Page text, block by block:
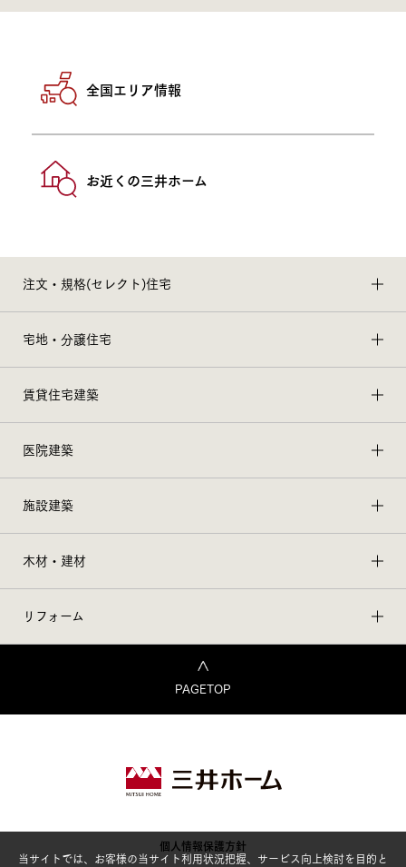
全国エリア情報
お近くの三井ホーム
注文・規格(セレクト)住宅
宅地・分譲住宅
賃貸住宅建築
医院建築
施設建築
木材・建材
リフォーム
PAGETOP
個人情報保護方針
当サイトでは、お客様の当サイト利用状況把握、サービス向上検討を目的と